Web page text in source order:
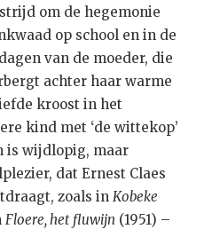
om de hegemonie
op school en in de
van de moeder, die
achter haar warme
kroost in het
kind met ‘de wittekop’
is wijdlopig, maar
dat Ernest Claes
zoals in Kobeke
Floere, het fluwijn (1951) –